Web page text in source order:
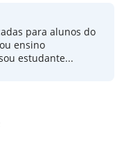
para alunos do
ensino
estudante...